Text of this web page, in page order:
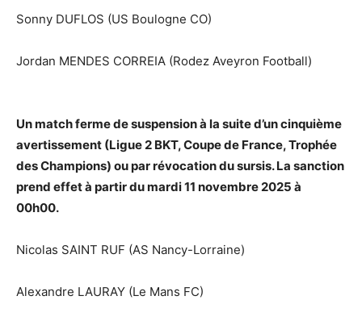
Sonny DUFLOS (US Boulogne CO)
Jordan MENDES CORREIA (Rodez Aveyron Football)
Un match ferme de suspension à la suite d’un cinquième
avertissement (Ligue 2 BKT, Coupe de France, Trophée
des Champions) ou par révocation du sursis. La sanction
prend effet à partir du mardi 11 novembre 2025 à
00h00.
Nicolas SAINT RUF (AS Nancy-Lorraine)
Alexandre LAURAY (Le Mans FC)